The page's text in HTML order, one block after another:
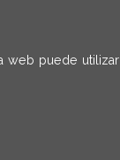
web puede utilizar